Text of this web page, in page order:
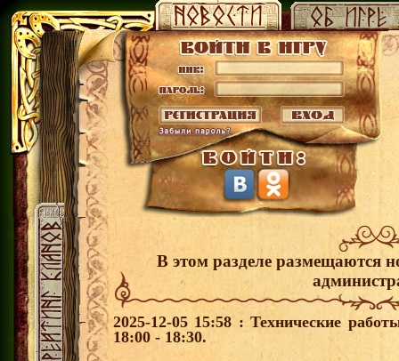
В этом разделе размещаются
2025-12-05 15:58 : Технические
18:00 - 18:30.